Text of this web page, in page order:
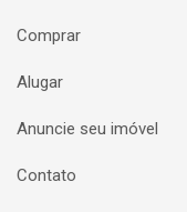
Comprar
Alugar
Anuncie seu imóvel
Contato